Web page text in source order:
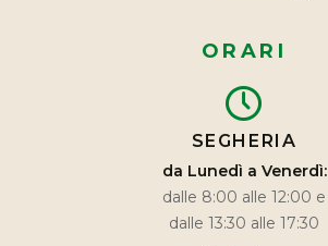
ORARI
SEGHERIA
da Lunedì a Venerdì:
dalle 8:00 alle 12:00 e
dalle 13:30 alle 17:30